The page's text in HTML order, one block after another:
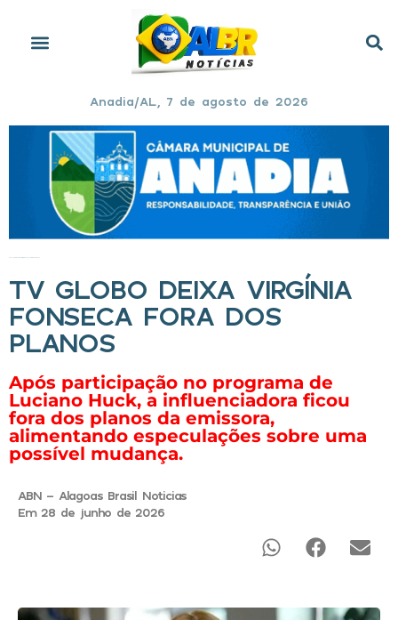
Anadia/AL, 7 de agosto de 2026
TV GLOBO DEIXA VIRGÍNIA
FONSECA FORA DOS
PLANOS
Após participação no programa de
Luciano Huck, a influenciadora ficou
fora dos planos da emissora,
alimentando especulações sobre uma
possível mudança.
ABN - Alagoas Brasil Noticias
Em 28 de junho de 2026